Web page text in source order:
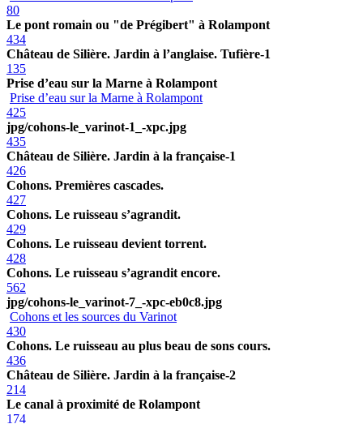
80
Le pont romain ou "de Prégibert" à Rolampont
434
Château de Silière. Jardin à l’anglaise. Tufière-1
135
Prise d’eau sur la Marne à Rolampont
Prise d’eau sur la Marne à Rolampont
425
jpg/cohons-le_varinot-1_-xpc.jpg
435
Château de Silière. Jardin à la française-1
426
Cohons. Premières cascades.
427
Cohons. Le ruisseau s’agrandit.
429
Cohons. Le ruisseau devient torrent.
428
Cohons. Le ruisseau s’agrandit encore.
562
jpg/cohons-le_varinot-7_-xpc-eb0c8.jpg
Cohons et les sources du Varinot
430
Cohons. Le ruisseau au plus beau de sons cours.
436
Château de Silière. Jardin à la française-2
214
Le canal à proximité de Rolampont
174